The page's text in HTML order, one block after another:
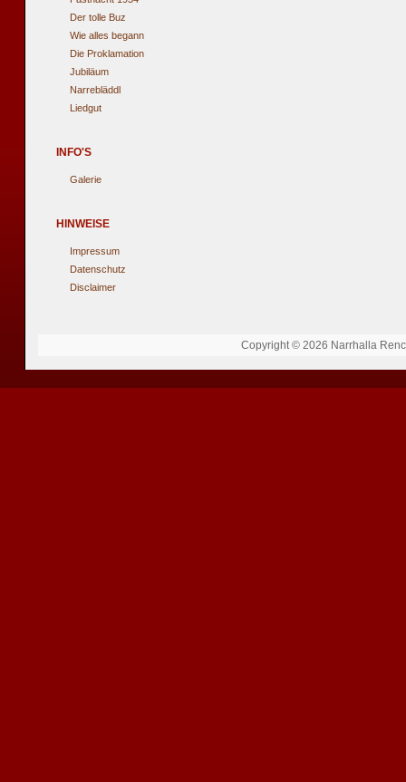
Der tolle Buz
Wie alles begann
Die Proklamation
Jubiläum
Narrebläddl
Liedgut
INFO'S
Galerie
HINWEISE
Impressum
Datenschutz
Disclaimer
Copyright © 2026 Narrhalla